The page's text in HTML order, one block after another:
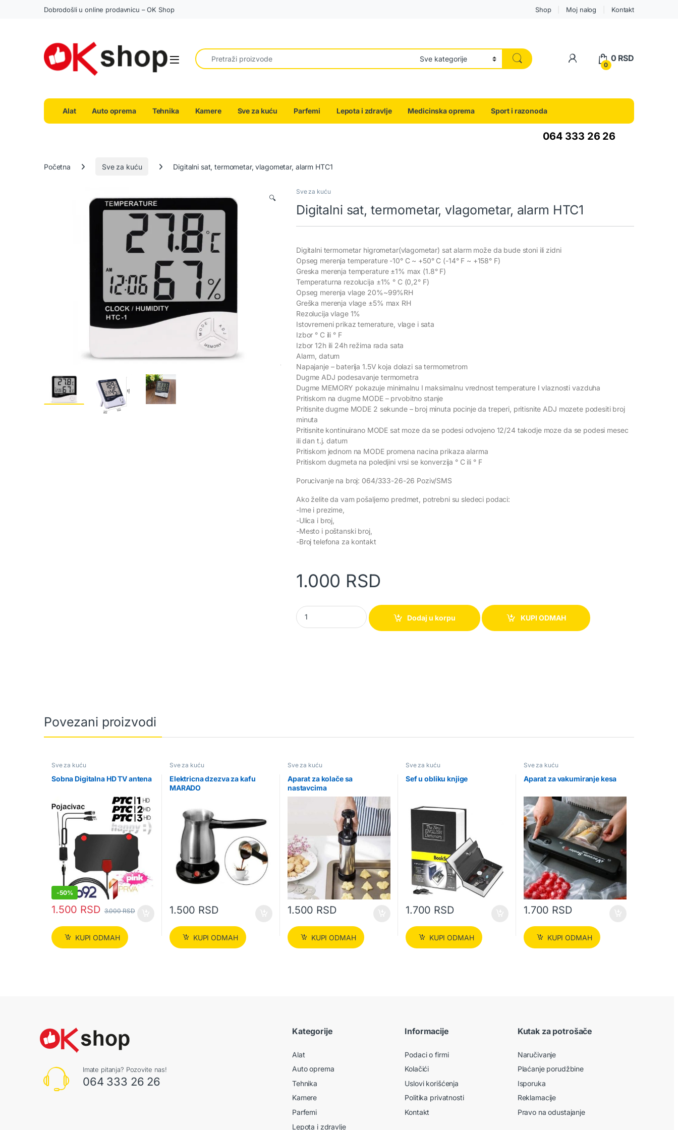
Dobrodošli u online prodavnicu – OK Shop Shop Moj nalog Kontakt
Search for:
0
0 RSD
Alat Auto oprema Tehnika Kamere Sve za kuću Parfemi Lepota i zdravlje Medicinska oprema Sport i razonoda
064 333 26 26
Početna Sve za kuću Digitalni sat, termometar, vlagometar, alarm HTC1
🔍
Sve za kuću
Digitalni sat, termometar, vlagometar, alarm HTC1
Digitalni termometar higrometar(vlagometar) sat alarm može da bude stoni ili zidni
Opseg merenja temperature -10° C ~ +50° C (-14° F ~ +158° F)
Greska merenja temperature ±1% max (1.8° F)
Temperaturna rezolucija ±1% ° C (0,2° F)
Opseg merenja vlage 20%~99%RH
Greška merenja vlage ±5% max RH
Rezolucija vlage 1%
Istovremeni prikaz temerature, vlage i sata
Izbor ° C ili ° F
Izbor 12h ili 24h režima rada sata
Alarm, datum
Napajanje – baterija 1.5V koja dolazi sa termometrom
Dugme ADJ podesavanje termometra
Dugme MEMORY pokazuje minimalnu I maksimalnu vrednost temperature I vlaznosti vazduha
Pritiskom na dugme MODE – prvobitno stanje
Pritisnite dugme MODE 2 sekunde – broj minuta pocinje da treperi, pritisnite ADJ mozete podesiti broj
minuta
Pritisnite kontinuirano MODE sat moze da se podesi odvojeno 12/24 takodje moze da se podesi mesec
ili dan t.j. datum
Pritiskom jednom na MODE promena nacina prikaza alarma
Pritiskom dugmeta na poledjini vrsi se konverzija ° C ili ° F
Porucivanje na broj: 064/333-26-26 Poziv/SMS
Ako želite da vam pošaljemo predmet, potrebni su sledeci podaci:
-Ime i prezime,
-Ulica i broj,
-Mesto i poštanski broj,
-Broj telefona za kontakt
1.000 RSD
Digitalni sat, termometar, vlagometar, alarm HTC1 quantity
Dodaj u korpu
KUPI ODMAH
Povezani proizvodi
Sve za kuću
Sobna Digitalna HD TV antena
-50%
1.500 RSD 3.000RSD
KUPI ODMAH
Sve za kuću
Elektricna dzezva za kafu
MARADO
1.500 RSD
KUPI ODMAH
Sve za kuću
Aparat za kolače sa
nastavcima
1.500 RSD
KUPI ODMAH
Sve za kuću
Sef u obliku knjige
1.700 RSD
KUPI ODMAH
Sve za kuću
Aparat za vakumiranje kesa
1.700 RSD
KUPI ODMAH
Imate pitanja? Pozovite nas!
064 333 26 26
Kategorije
Alat
Auto oprema
Tehnika
Kamere
Parfemi
Lepota i zdravlje
Informacije
Podaci o firmi
Kolačići
Uslovi korišćenja
Politika privatnosti
Kontakt
Kutak za potrošače
Naručivanje
Plaćanje porudžbine
Isporuka
Reklamacije
Pravo na odustajanje